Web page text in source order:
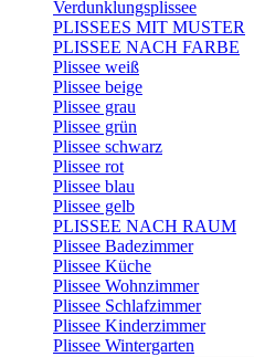
Verdunklungsplissee
PLISSEES MIT MUSTER
PLISSEE NACH FARBE
Plissee weiß
Plissee beige
Plissee grau
Plissee grün
Plissee schwarz
Plissee rot
Plissee blau
Plissee gelb
PLISSEE NACH RAUM
Plissee Badezimmer
Plissee Küche
Plissee Wohnzimmer
Plissee Schlafzimmer
Plissee Kinderzimmer
Plissee Wintergarten